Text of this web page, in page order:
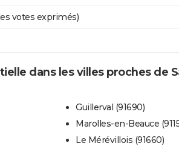
votes exprimés)
dans les villes proches de
Guillerval (91690)
Marolles-en-Beauce
Le Mérévillois (91660)